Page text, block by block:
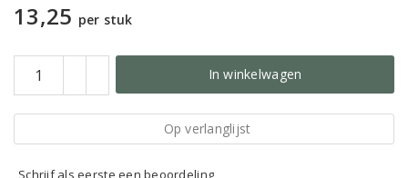
13,25 per stuk
In winkelwagen
Op verlanglijst
Schrijf als eerste een beoordeling